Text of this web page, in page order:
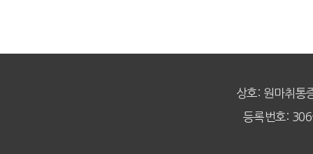
상호: 원마취통
등록번호: